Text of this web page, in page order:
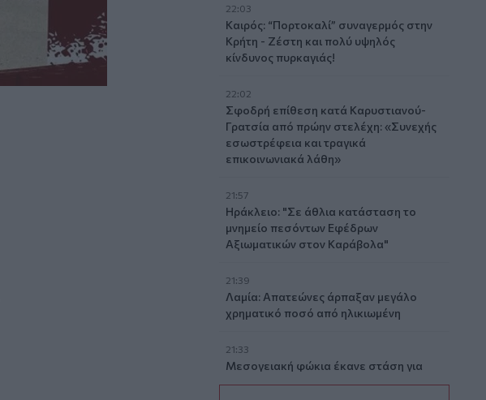
22:03
Καιρός: “Πορτοκαλί” συναγερμός στην
Κρήτη - Ζέστη και πολύ υψηλός
κίνδυνος πυρκαγιάς!
22:02
Σφοδρή επίθεση κατά Καρυστιανού-
Γρατσία από πρώην στελέχη: «Συνεχής
εσωστρέφεια και τραγικά
επικοινωνιακά λάθη»
21:57
Ηράκλειο: "Σε άθλια κατάσταση το
μνημείο πεσόντων Εφέδρων
Αξιωματικών στον Καράβολα"
21:39
Λαμία: Απατεώνες άρπαξαν μεγάλο
χρηματικό ποσό από ηλικιωμένη
21:33
Μεσογειακή φώκια έκανε στάση για
ξεκούραση στην παραλία της Αγίας